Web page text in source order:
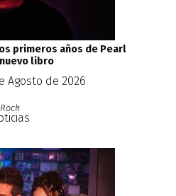
primeros años de Pearl
nuevo libro
Agosto de 2026
Rock